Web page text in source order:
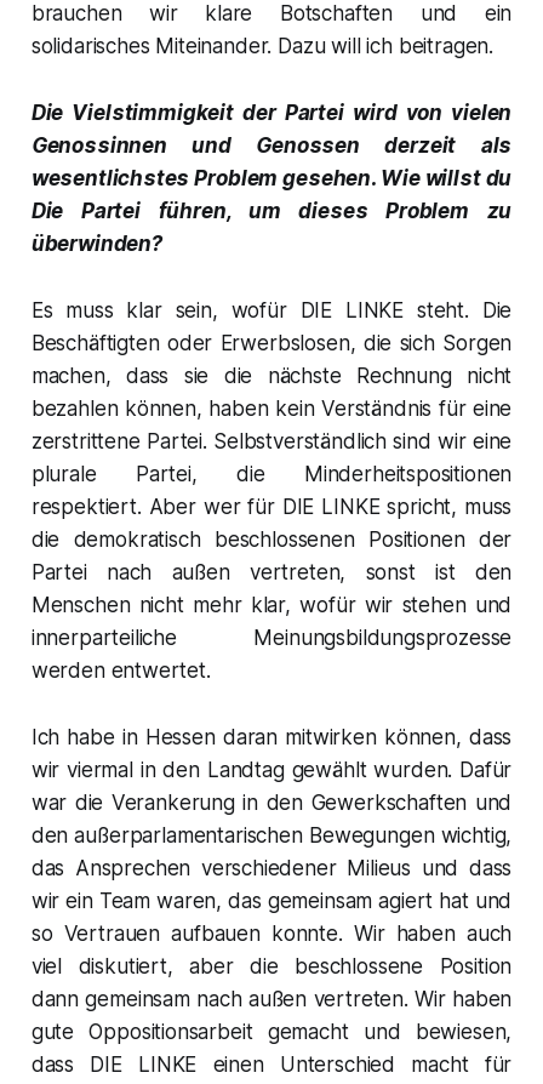
brauchen wir klare Botschaften und ein
solidarisches Miteinander. Dazu will ich beitragen.
Die Vielstimmigkeit der Partei wird von vielen
Genossinnen und Genossen derzeit als
wesentlichstes Problem gesehen. Wie willst du
Die Partei führen, um dieses Problem zu
überwinden?
Es muss klar sein, wofür DIE LINKE steht. Die
Beschäftigten oder Erwerbslosen, die sich Sorgen
machen, dass sie die nächste Rechnung nicht
bezahlen können, haben kein Verständnis für eine
zerstrittene Partei. Selbstverständlich sind wir eine
plurale Partei, die Minderheitspositionen
respektiert. Aber wer für DIE LINKE spricht, muss
die demokratisch beschlossenen Positionen der
Partei nach außen vertreten, sonst ist den
Menschen nicht mehr klar, wofür wir stehen und
innerparteiliche Meinungsbildungsprozesse
werden entwertet.
Ich habe in Hessen daran mitwirken können, dass
wir viermal in den Landtag gewählt wurden. Dafür
war die Verankerung in den Gewerkschaften und
den außerparlamentarischen Bewegungen wichtig,
das Ansprechen verschiedener Milieus und dass
wir ein Team waren, das gemeinsam agiert hat und
so Vertrauen aufbauen konnte. Wir haben auch
viel diskutiert, aber die beschlossene Position
dann gemeinsam nach außen vertreten. Wir haben
gute Oppositionsarbeit gemacht und bewiesen,
dass DIE LINKE einen Unterschied macht für